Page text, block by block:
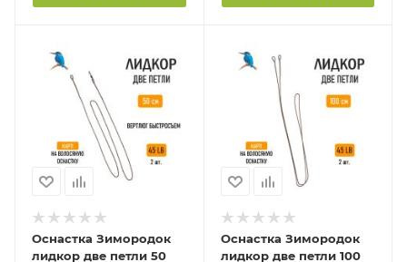
Оснастка Зимородок
лидкор две петли 50
Оснастка Зимородок
лидкор две петли 100